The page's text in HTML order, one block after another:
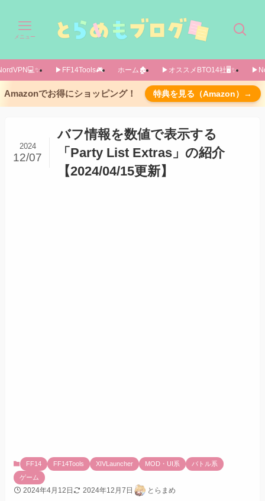
メニュー
▶FF14Tools🎮️ ホーム🏚️ ▶オススメBTO14社🖥️✨️
Amazonでお得にショッピング！ 特典を見る（Amazon）→
バフ情報を数値で表示する
「Party List Extras」の紹介
【2024/04/15更新】
2024
12/07
FF14 FF14Tools XIVLauncher MOD・UI系
バトル系
ゲーム
2024年4月12日 2024年12月7日 とらまめ
導入方法
テストバージョンを取得します
/plx でも開けます
【2024/04/13追記】文字の大きさの変え方